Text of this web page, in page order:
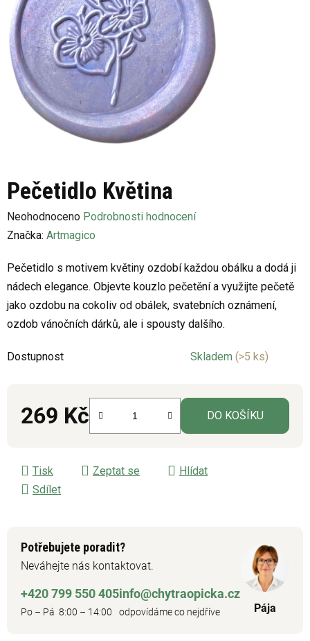
Pečetidlo Květina
Průměrné
hodnocení
je
0,0
z
5
Neohodnoceno Podrobnosti hodnocení
Značka: Artmagico
Pečetidlo s motivem květiny ozdobí každou obálku a dodá ji
nádech elegance. Objevte kouzlo pečetění a využijte pečetě
jako ozdobu na cokoliv od obálek, svatebních oznámení,
ozdob vánočních dárků, ale i spousty dalšího.
Dostupnost Skladem (>5 ks)
269 Kč DO KOŠÍKU
Tisk Zeptat se
Hlídat
Sdílet
Potřebujete poradit?
Neváhejte nás kontaktovat.
+420 799 550 405
Po – Pá 8:00 – 14:00
info@chytraopicka.cz
odpovídáme co nejdříve Pája